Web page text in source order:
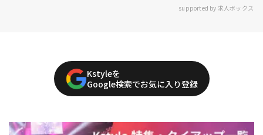
supported by 求人ボックス
Kstyleを
Google検索でお気に入り登録